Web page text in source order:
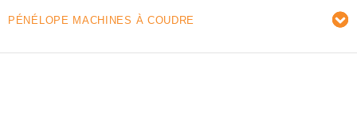
PÉNÉLOPE MACHINES À COUDRE